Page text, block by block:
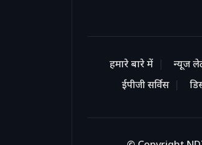
हमारे बारे में न्यूज
ईपीजी सर्विस